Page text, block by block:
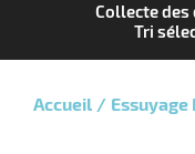
Collecte des
Tri
Accueil